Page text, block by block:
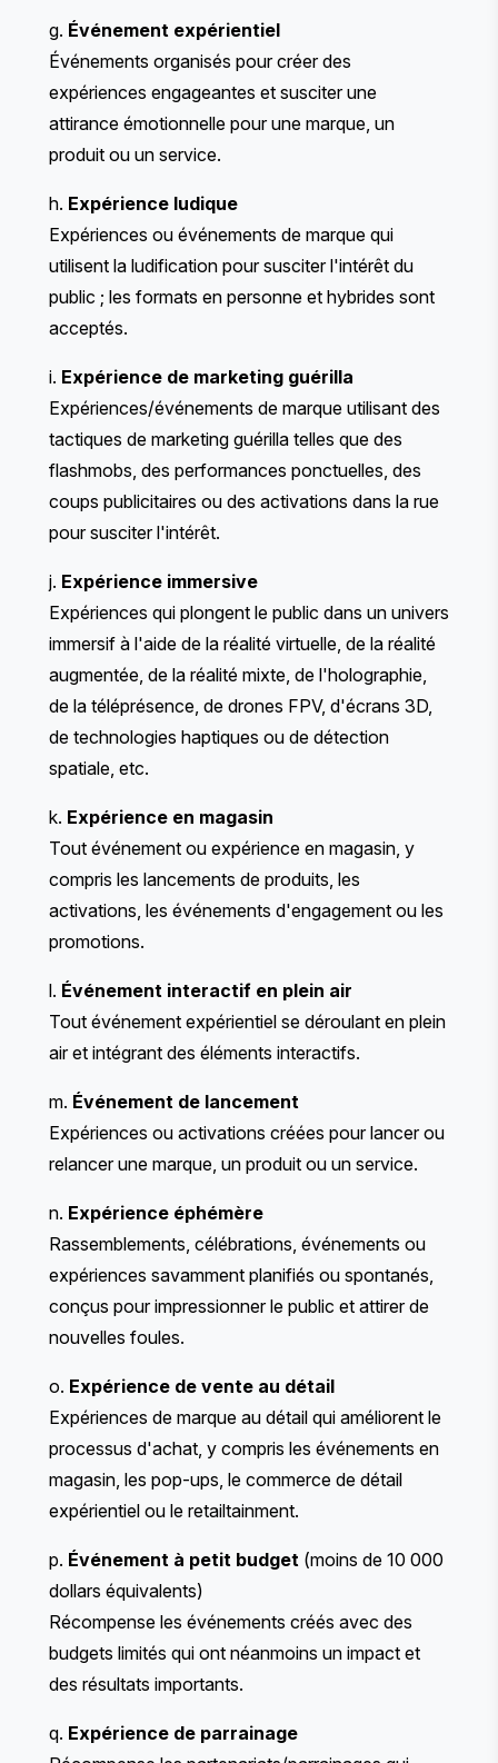
g. Événement expérientiel
Événements organisés pour créer des
expériences engageantes et susciter une
attirance émotionnelle pour une marque, un
produit ou un service.
h. Expérience ludique
Expériences ou événements de marque qui
utilisent la ludification pour susciter l'intérêt du
public ; les formats en personne et hybrides sont
acceptés.
i. Expérience de marketing guérilla
Expériences/événements de marque utilisant des
tactiques de marketing guérilla telles que des
flashmobs, des performances ponctuelles, des
coups publicitaires ou des activations dans la rue
pour susciter l'intérêt.
j. Expérience immersive
Expériences qui plongent le public dans un univers
immersif à l'aide de la réalité virtuelle, de la réalité
augmentée, de la réalité mixte, de l'holographie,
de la téléprésence, de drones FPV, d'écrans 3D,
de technologies haptiques ou de détection
spatiale, etc.
k. Expérience en magasin
Tout événement ou expérience en magasin, y
compris les lancements de produits, les
activations, les événements d'engagement ou les
promotions.
l. Événement interactif en plein air
Tout événement expérientiel se déroulant en plein
air et intégrant des éléments interactifs.
m. Événement de lancement
Expériences ou activations créées pour lancer ou
relancer une marque, un produit ou un service.
n. Expérience éphémère
Rassemblements, célébrations, événements ou
expériences savamment planifiés ou spontanés,
conçus pour impressionner le public et attirer de
nouvelles foules.
o. Expérience de vente au détail
Expériences de marque au détail qui améliorent le
processus d'achat, y compris les événements en
magasin, les pop-ups, le commerce de détail
expérientiel ou le retailtainment.
p. Événement à petit budget (moins de 10 000
dollars équivalents)
Récompense les événements créés avec des
budgets limités qui ont néanmoins un impact et
des résultats importants.
q. Expérience de parrainage